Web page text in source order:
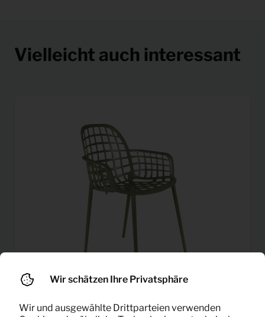
Vielleicht auch interessant
Wir schätzen Ihre Privatsphäre
Wir und ausgewählte Drittparteien verwenden